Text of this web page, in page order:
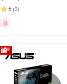
5 (3)
券